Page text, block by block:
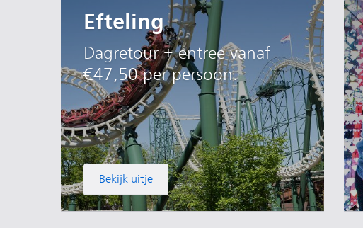
Efteling
Dagretour + entree vanaf
€47,50 per persoon.
Bekijk uitje